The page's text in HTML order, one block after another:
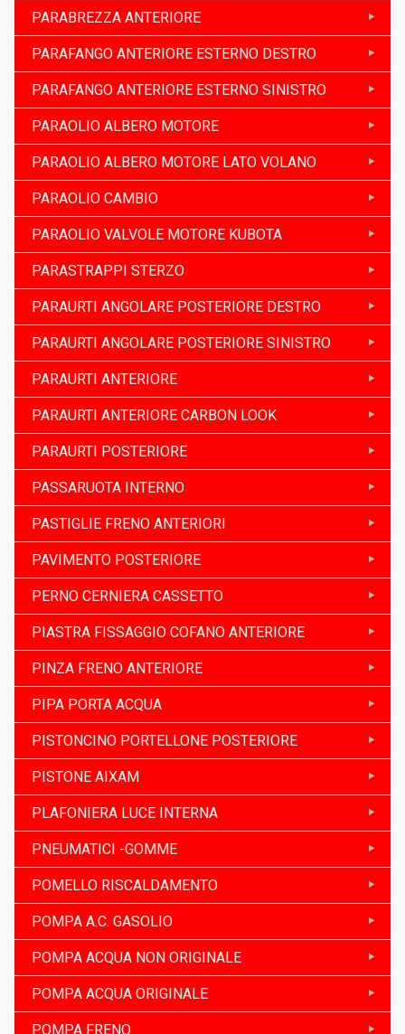
PARABREZZA ANTERIORE
PARAFANGO ANTERIORE ESTERNO DESTRO
PARAFANGO ANTERIORE ESTERNO SINISTRO
PARAOLIO ALBERO MOTORE
PARAOLIO ALBERO MOTORE LATO VOLANO
PARAOLIO CAMBIO
PARAOLIO VALVOLE MOTORE KUBOTA
PARASTRAPPI STERZO
PARAURTI ANGOLARE POSTERIORE DESTRO
PARAURTI ANGOLARE POSTERIORE SINISTRO
PARAURTI ANTERIORE
PARAURTI ANTERIORE CARBON LOOK
PARAURTI POSTERIORE
PASSARUOTA INTERNO
PASTIGLIE FRENO ANTERIORI
PAVIMENTO POSTERIORE
PERNO CERNIERA CASSETTO
PIASTRA FISSAGGIO COFANO ANTERIORE
PINZA FRENO ANTERIORE
PIPA PORTA ACQUA
PISTONCINO PORTELLONE POSTERIORE
PISTONE AIXAM
PLAFONIERA LUCE INTERNA
PNEUMATICI -GOMME
POMELLO RISCALDAMENTO
POMPA A.C. GASOLIO
POMPA ACQUA NON ORIGINALE
POMPA ACQUA ORIGINALE
POMPA FRENO